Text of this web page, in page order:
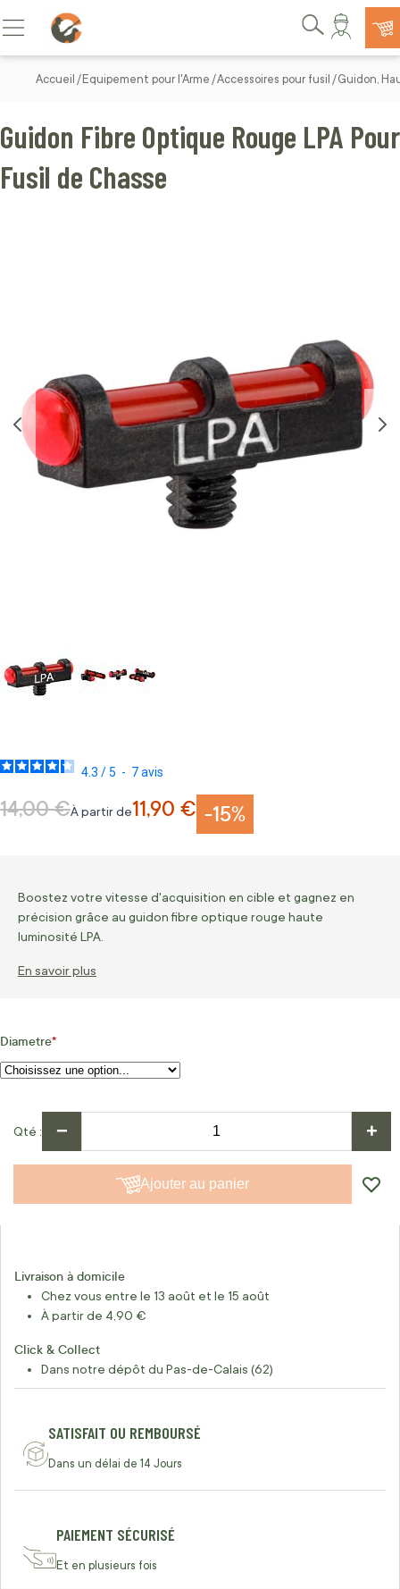
Allez au contenu
Basculer la navigation
Rechercher
Accueil Equipement pour l'Arme Accessoires pour fusil Guidon,
4.3 /5 - 7avis
Guidon Fibre Optique Rouge LPA Pour
Fusil de Chasse
-15%
À partir de11,90 €
Prix normal
14,00 €
Boostez votre vitesse d'acquisition en cible et gagnez en
précision grâce au guidon fibre optique rouge haute
luminosité LPA.
En savoir plus
Diametre
Qté − +
Ajouter au panier
Livraison à domicile
Chez vous entre le 13 août et le 15 août
À partir de 4,90 €
Click & Collect
Dans notre dépôt du Pas-de-Calais (62)
SATISFAIT OU REMBOURSÉ
Dans un délai de 14 Jours
PAIEMENT SÉCURISÉ
Et en plusieurs fois